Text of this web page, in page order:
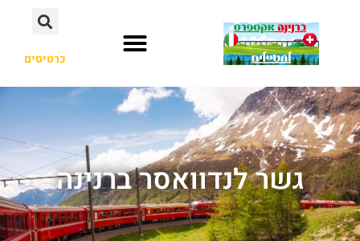
כרטיסים
גשר לנדוואסר ברנינה